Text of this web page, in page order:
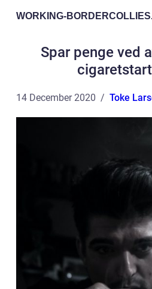
WORKING-
Spar penge ved
14 December 2020 Toke